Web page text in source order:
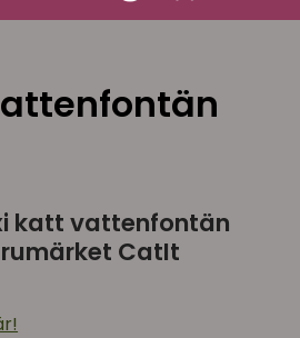
katt vattenfontän
CatIt